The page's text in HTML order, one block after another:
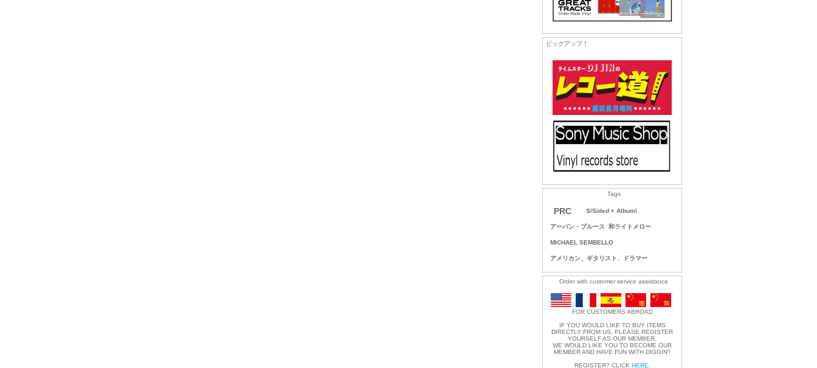
ピックアップ！
Tags
PRC S/Sided + Album\
アーバン・ブルース 和ライトメロー
MICHAEL SEMBELLO
アメリカン、ギタリスト、ドラマー
Order with customer service assistance
FOR CUSTOMERS ABROAD
IF YOU WOULD LIKE TO BUY ITEMS
DIRECTLY FROM US, PLEASE REGISTER
YOURSELF AS OUR MEMBER.
WE WOULD LIKE YOU TO BECOME OUR
MEMBER AND HAVE FUN WITH DIGGIN'!
REGISTER? CLICK HERE